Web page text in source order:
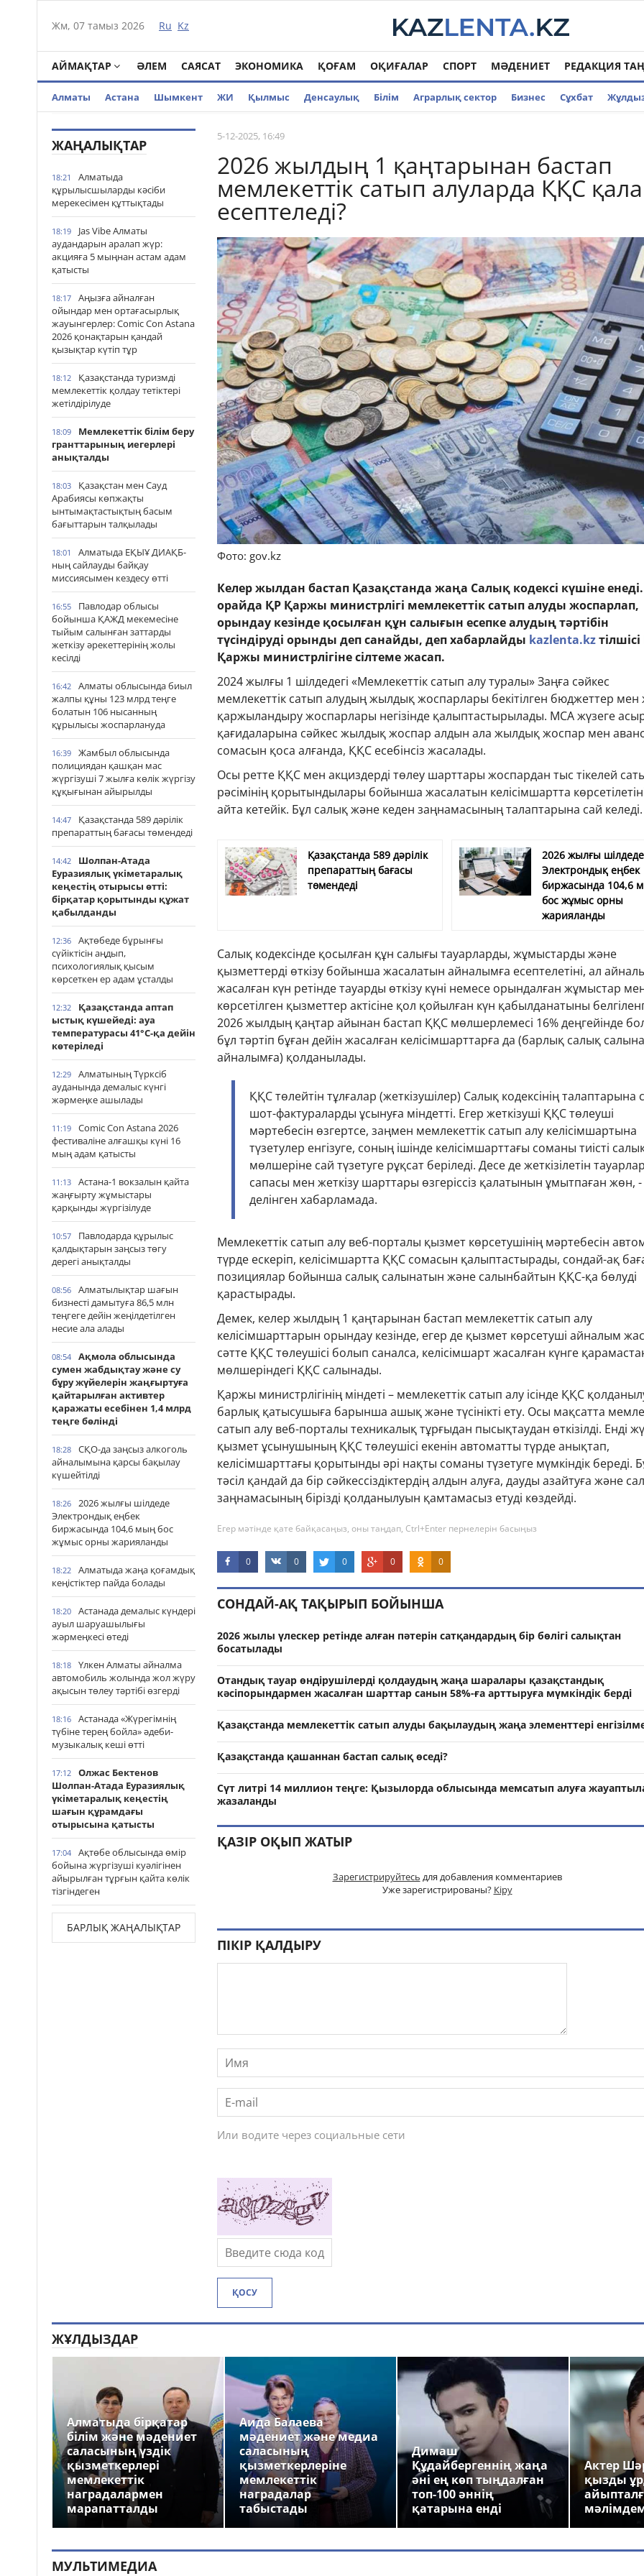
Жм, 07 тамыз 2026 Ru Kz
АЙМАҚТАР ӘЛЕМ САЯСАТ ЭКОНОМИКА ҚОҒАМ ОҚИҒАЛАР СПОРТ МӘДЕНИЕТ РЕДАКЦИЯ
Алматы Астана Шымкент ЖИ Қылмыс Денсаулық Білім Аграрлық сектор Бизнес Cұхбат
ЖАҢАЛЫҚТАР
18:21
Алматыда
құрылысшыларды кәсіби
мерекесімен құттықтады
18:19
Jas Vibe Алматы
аудандарын аралап жүр:
акцияға 5 мыңнан астам адам
қатысты
18:17
Аңызға айналған
ойындар мен ортағасырлық
жауынгерлер: Comic Con Astana
2026 қонақтарын қандай
қызықтар күтіп тұр
18:12
Қазақстанда туризмді
мемлекеттік қолдау тетіктері
жетілдірілуде
18:09
Мемлекеттік білім беру
гранттарының иегерлері
анықталды
18:03
Қазақстан мен Сауд
Арабиясы көпжақты
ынтымақтастықтың басым
бағыттарын талқылады
18:01
Алматыда ЕҚЫҰ ДИАҚБ-
ның сайлауды байқау
миссиясымен кездесу өтті
16:55
Павлодар облысы
бойынша ҚАЖД мекемесіне
тыйым салынған заттарды
жеткізу әрекеттерінің жолы
кесілді
16:42
Алматы облысында биыл
жалпы құны 123 млрд теңге
болатын 106 нысанның
құрылысы жоспарлануда
16:39
Жамбыл облысында
полициядан қашқан мас
жүргізуші 7 жылға көлік жүргізу
құқығынан айырылды
14:47
Қазақстанда 589 дәрілік
препараттың бағасы төмендеді
14:42
Шолпан-Атада
Еуразиялық үкіметаралық
кеңестің отырысы өтті:
бірқатар қорытынды құжат
қабылданды
12:36
Ақтөбеде бұрынғы
сүйіктісін аңдып,
психологиялық қысым
көрсеткен ер адам ұсталды
12:32
Қазақстанда аптап
ыстық күшейеді: ауа
температурасы 41°С-қа дейін
көтеріледі
12:29
Алматының Түрксіб
ауданында демалыс күнгі
жәрмеңке ашылады
11:19
Comic Con Astana 2026
фестиваліне алғашқы күні 16
мың адам қатысты
11:13
Астана-1 вокзалын қайта
жаңғырту жұмыстары
қарқынды жүргізілуде
10:57
Павлодарда құрылыс
қалдықтарын заңсыз төгу
дерегі анықталды
08:56
Алматылықтар шағын
бизнесті дамытуға 86,5 млн
теңгеге дейін жеңілдетілген
несие ала алады
08:54
Ақмола облысында
сумен жабдықтау және су
бұру жүйелерін жаңғыртуға
қайтарылған активтер
қаражаты есебінен 1,4 млрд
теңге бөлінді
18:28
СҚО-да заңсыз алкоголь
айналымына қарсы бақылау
күшейтілді
18:26
2026 жылғы шілдеде
Электрондық еңбек
биржасында 104,6 мың бос
жұмыс орны жарияланды
18:22
Алматыда жаңа қоғамдық
кеңістіктер пайда болады
18:20
Астанада демалыс күндері
ауыл шаруашылығы
жәрмеңкесі өтеді
18:18
Үлкен Алматы айналма
автомобиль жолында жол жүру
ақысын төлеу тәртібі өзгерді
18:16
Астанада «Жүрегімнің
түбіне терең бойла» әдеби-
музыкалық кеші өтті
17:12
Олжас Бектенов
Шолпан-Атада Еуразиялық
үкіметаралық кеңестің
шағын құрамдағы
отырысына қатысты
17:04
Ақтөбе облысында өмір
бойына жүргізуші куәлігінен
айырылған тұрғын қайта көлік
тізгіндеген
БАРЛЫҚ ЖАҢАЛЫҚТАР
5-12-2025, 16:49
2026 жылдың 1 қаңтарынан бастап
мемлекеттік сатып алуларда ҚҚС
есептеледі?
Фото: gov.kz
Келер жылдан бастап Қазақстанда жаңа Салық кодексі күшіне
орайда ҚР Қаржы министрлігі мемлекеттік сатып алуды жоспарлап,
орындау кезінде қосылған құн салығын есепке алудың тәртібін
түсіндіруді орынды деп санайды, деп хабарлайды kazlenta.kz
Қаржы министрлігіне сілтеме жасап.
2024 жылғы 1 шілдедегі «Мемлекеттік сатып алу туралы» Заңға сәйкес
мемлекеттік сатып алудың жылдық жоспарлары бекітілген бюджеттер мен
қаржыландыру жоспарлары негізінде қалыптастырылады. МСА жүзеге
қағидаларына сәйкес жылдық жоспар алдын ала жылдық жоспар мен аванс
сомасын қоса алғанда, ҚҚС есебінсіз жасалады.
Осы ретте ҚҚС мен акциздерді төлеу шарттары жоспардан тыс тікелей
рәсімінің қорытындылары бойынша жасалатын келісімшартта
айта кетейік. Бұл салық және кеден заңнамасының талаптарына сай келеді.
Қазақстанда 589 дәрілік
препараттың бағасы
төмендеді
2026 жылғы шілдеде
Электрондық еңбек
биржасында 104,6
бос жұмыс орны
жарияланды
Салық кодексінде қосылған құн салығы тауарларды, жұмыстарды және
қызметтерді өткізу бойынша жасалатын айналымға есептелетіні, ал
жасалған күн ретінде тауарды өткізу күні немесе орындалған жұмыстар
көрсетілген қызметтер актісіне қол қойылған күн қабылданатыны
2026 жылдың қаңтар айынан бастап ҚҚС мөлшерлемесі 16% деңгейінде
бұл тәртіп бұған дейін жасалған келісімшарттарға да (барлық салық
айналымға) қолданылады.
ҚҚС төлейтін тұлғалар (жеткізушілер) Салық кодексінің талаптарына
шот-фактураларды ұсынуға міндетті. Егер жеткізуші ҚҚС төлеуші
мәртебесін өзгертсе, заңмен мемлекеттік сатып алу келісімшартына
түзетулер енгізуге, соның ішінде келісімшарттағы соманы тиісті
мөлшеріне сай түзетуге рұқсат беріледі. Десе де жеткізілетін
сапасы мен жеткізу шарттары өзгеріссіз қалатынын ұмытпаған жөн, -
делінген хабарламада.
Мемлекеттік сатып алу веб-порталы қызмет көрсетушінің мәртебесін
түрде ескеріп, келісімшартта ҚҚС сомасын қалыптастырады, сондай-ақ
позициялар бойынша салық салынатын және салынбайтын ҚҚС-қа бөлуді
қарастырады.
Демек, келер жылдың 1 қаңтарынан бастап мемлекеттік сатып алу
келісімшарттарын орындау кезінде, егер де қызмет көрсетуші айналым
сәтте ҚҚС төлеушісі болып саналса, келісімшарт жасалған күнге
мөлшеріндегі ҚҚС салынады.
Қаржы министрлігінің міндеті – мемлекеттік сатып алу ісінде ҚҚС
барлық қатысушыға барынша ашық және түсінікті ету. Осы мақсатта
сатып алу веб-порталы техникалық тұрғыдан пысықтаудан өткізілді. Енді
қызмет ұсынушының ҚҚС төлеушісі екенін автоматты түрде анықтап,
келісімшарттағы қорытынды әрі нақты соманы түзетуге мүмкіндік береді.
тәсіл қандай да бір сәйкессіздіктердің алдын алуға, дауды азайтуға және
заңнамасының бірізді қолданылуын қамтамасыз етуді көздейді.
Егер мәтінде қате байқасаңыз, оны таңдап, Ctrl+Enter пернелерін басыңыз
0 0 0 0 0
СОНДАЙ-АҚ ТАҚЫРЫП БОЙЫНША
2026 жылы үлескер ретінде алған пәтерін сатқандардың бір бөлігі салықтан
босатылады
Отандық тауар өндірушілерді қолдаудың жаңа шаралары қазақстандық
кәсіпорындармен жасалған шарттар санын 58%-ға арттыруға мүмкіндік берді
Қазақстанда мемлекеттік сатып алуды бақылаудың жаңа элементтері
Қазақстанда қашаннан бастап салық өседі?
Сүт литрі 14 миллион теңге: Қызылорда облысында мемсатып алуға
жазаланды
ҚАЗІР ОҚЫП ЖАТЫР
Зарегистрируйтесь для добавления комментариев
Уже зарегистрированы? Кіру
ПІКІР ҚАЛДЫРУ
Или водите через социальные сети
ҚОСУ
ЖҰЛДЫЗДАР
Алматыда бірқатар
білім және мәдениет
саласының үздік
қызметкерлері
мемлекеттік
наградалармен
марапатталды
Аида Балаева
мәдениет және медиа
саласының
қызметкерлеріне
мемлекеттік
наградалар
табыстады
Димаш
Құдайбергеннің жаңа
әні ең көп тыңдалған
топ-100 әннің
қатарына енді
Актер
қызды
МУЛЬТИМЕДИА